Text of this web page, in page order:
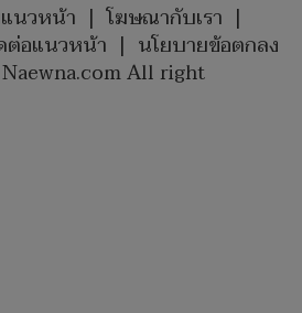
นวหน้า | โฆษณากับเรา |
ต่อแนวหน้า | นโยบายข้อตกลง
All right